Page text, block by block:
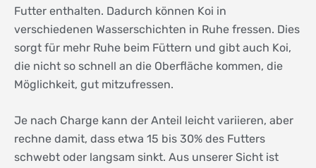
Futter enthalten. Dadurch können Koi in
verschiedenen Wasserschichten in Ruhe fressen. Dies
sorgt für mehr Ruhe beim Füttern und gibt auch Koi,
die nicht so schnell an die Oberfläche kommen, die
Möglichkeit, gut mitzufressen.
Je nach Charge kann der Anteil leicht variieren, aber
rechne damit, dass etwa 15 bis 30% des Futters
schwebt oder langsam sinkt. Aus unserer Sicht ist